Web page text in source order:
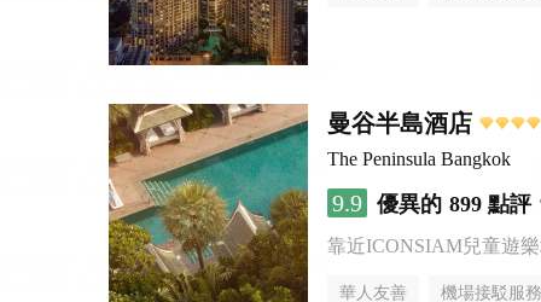
曼谷半島酒店
The Peninsula Bangkok
9.9 優異的 899 點評
靠近ICONSIAM兒童遊
華人友善 機場接駁服務